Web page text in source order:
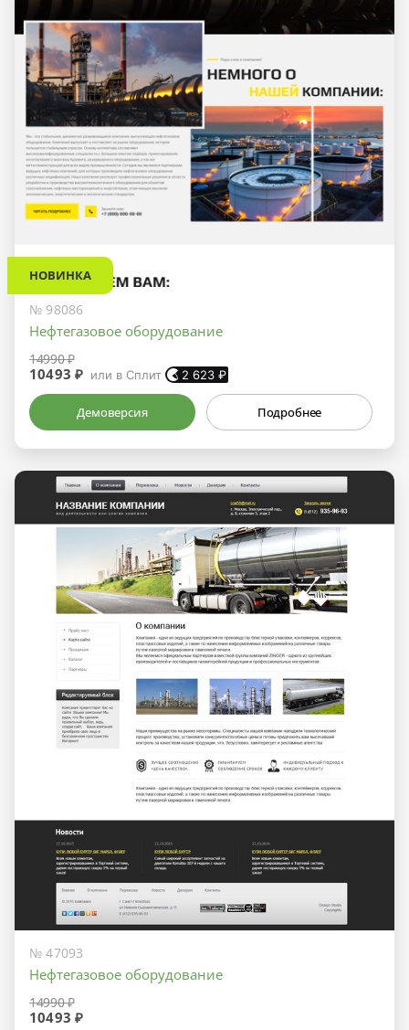
НОВИНКА
№ 98086
Нефтегазовое оборудование
14990 ₽
10493 ₽ или в Сплит 2 623 ₽
Демоверсия Подробнее
№ 47093
Нефтегазовое оборудование
14990 ₽
10493 ₽